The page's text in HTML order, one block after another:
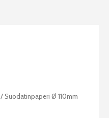
/ Suodatinpaperi Ø 110mm